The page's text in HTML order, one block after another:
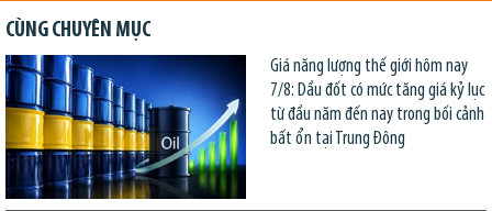
CÙNG CHUYÊN MỤC
Giá năng lượng thế giới hôm nay
7/8: Dầu đốt có mức tăng giá kỷ lục
từ đầu năm đến nay trong bối cảnh
bất ổn tại Trung Đông